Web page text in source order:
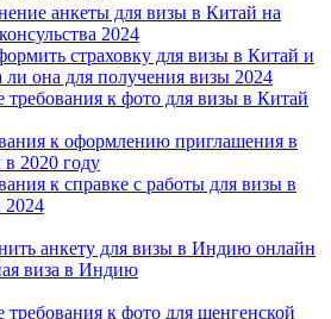
анкеты для визы в Китай на
2024
страховку для визы в Китай и
она для получения визы 2024
к фото для визы в Китай
к оформлению приглашения в
2020 году
к справке с работы для визы в
2024
анкету для визы в Индию онлайн
виза в Индию
к фото для шенгенской